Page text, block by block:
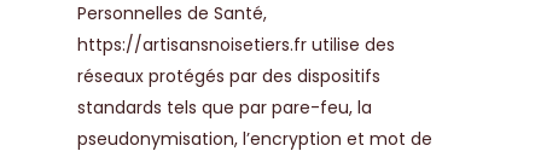
Personnelles de Santé,
https://artisansnoisetiers.fr utilise des
réseaux protégés par des dispositifs
standards tels que par pare-feu, la
pseudonymisation, l’encryption et mot de